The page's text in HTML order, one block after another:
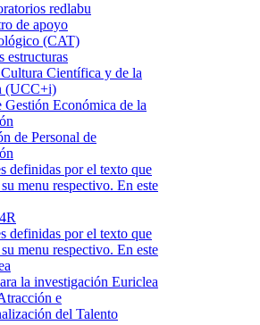
redlabu
de apoyo
(CAT)
estructuras
Científica y de la
(UCC+i)
Gestión Económica de la
de Personal de
la investigación Euriclea
e
del Talento